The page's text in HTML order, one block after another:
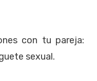
con tu pareja:
sexual.